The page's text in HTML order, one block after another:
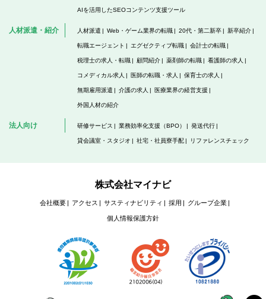
AIを活用したSEOコンテンツ支援ツール
人材派遣・紹介 人材派遣 Web・ゲーム業界の転職 20代・第二新卒 新卒紹介
転職エージェント エグゼクティブ転職 会計士の転職
税理士の求人・転職 顧問紹介 薬剤師の転職 看護師の求人
コメディカル求人 医師の転職・求人 保育士の求人
無期雇用派遣 介護の求人 医療業界の経営支援
外国人材の紹介
法人向け 研修サービス 業務効率化支援（BPO） 発送代行
貸会議室・スタジオ 社宅・社員寮手配 リファレンスチェック
株式会社マイナビ
会社概要 アクセス サスティナビリティ 採用 グループ企業
個人情報保護方針